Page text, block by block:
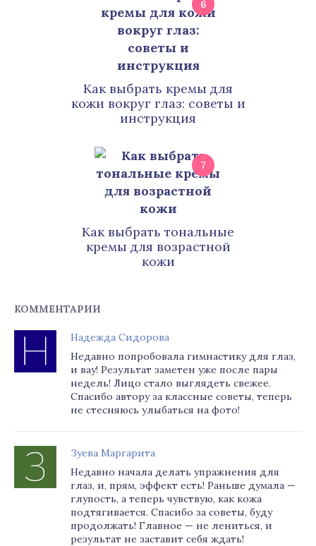
6
Как выбрать кремы для
кожи вокруг глаз: советы и
инструкция
7
Как выбрать тональные
кремы для возрастной
кожи
КОММЕНТАРИИ
Надежда Сидорова
Недавно попробовала гимнастику для глаз,
и вау! Результат заметен уже после пары
недель! Лицо стало выглядеть свежее.
Спасибо автору за классные советы, теперь
не стесняюсь улыбаться на фото!
Зуева Маргарита
Недавно начала делать упражнения для
глаз, и, прям, эффект есть! Раньше думала —
глупость, а теперь чувствую, как кожа
подтягивается. Спасибо за советы, буду
продолжать! Главное — не лениться, и
результат не заставит себя ждать!